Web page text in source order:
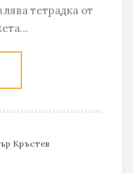
тетрадка от
Кръстев